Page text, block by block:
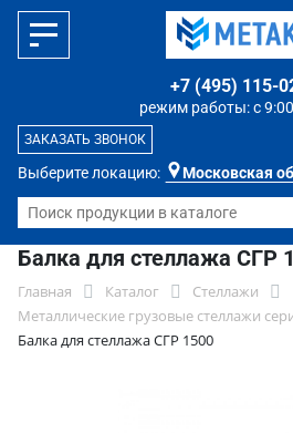
Выберите локацию: Московская
режим работы: с
+7 (495) 115-
ЗАКАЗАТЬ ЗВОНОК
Балка для стеллажа СГР
Главная Каталог
Стеллажи
Металлические грузовые стеллажи
Балка для стеллажа СГР 1500